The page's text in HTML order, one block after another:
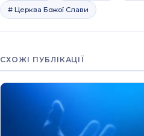
# Церква Божої Слави
СХОЖІ ПУБЛІКАЦІЇ